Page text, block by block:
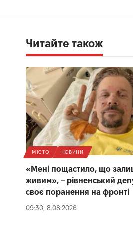
Читайте також
МІСТО НОВИНИ
«Мені пощастило, що
живим», – рівненський
своє поранення на фронті
09:30, 8.08.2026